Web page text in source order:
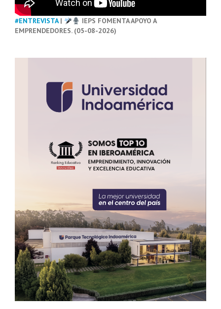
#ENTREVISTA|
IEPS FOMENTA APOYO A
EMPRENDEDORES. (05-08-2026)